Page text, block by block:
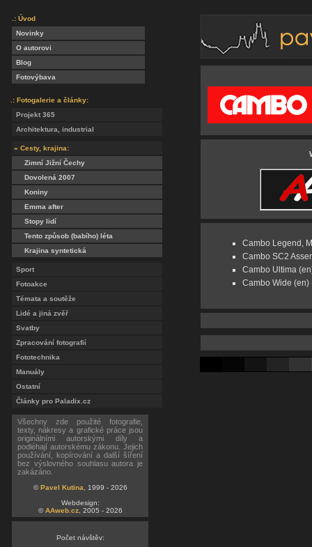
.: Úvod
Novinky
O autorovi
Blog
Fotovýbava
.: Fotogalerie a články:
Projekt 365
Architektura, industrial
» Cesty, krajina:
Zimní Jižní Čechy
Dovolená 2007
Koniny
Emma after
Stopy lidí
Tento způsob (babího) léta
Krajina syntetická
Sport
Fotoakce
Témata a soutěže
Lidé a jiná zvěř
Svatby
Zpracování fotografií
Fototechnika
Manuály
Ostatní
Články pro Paladix.cz
Všechny zde použité fotografie,
texty, nákresy a grafické práce jsou
originálními autorskými díly a
podléhají autorskému zákonu. Jejich
používání, kopírování a další šíření
bez výslovného souhlasu autora je
zakázáno.
©Pavel Kutina , 1999 - 2026
Webdesign:
©AAweb.cz, 2005 - 2026
Počet návštěv:
Cambo Legend,
Cambo SC2
Cambo Ultima
Cambo Wide